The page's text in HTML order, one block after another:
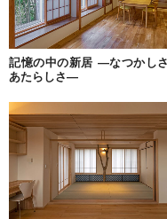
記憶の中の新居 ―なつかしさ
あたらしさ―